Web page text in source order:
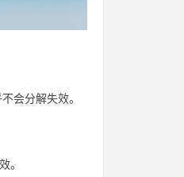
会分解失效。
。